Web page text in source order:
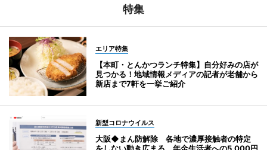
特集
エリア特集
【本町・とんかつランチ特集】自分好みの店が
見つかる！地域情報メディアの記者が老舗から
新店まで7軒を一挙ご紹介
新型コロナウイルス
大阪◆まん防解除 各地で濃厚接触者の特定